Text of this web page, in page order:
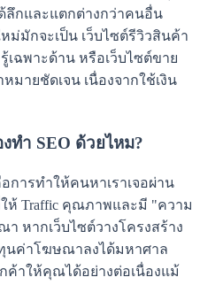
ลึกและแตกต่างกว่าคนอื่น
ม่มักจะเป็น เว็บไซต์รีวิวสินค้า
เฉพาะด้าน หรือเว็บไซต์ขาย
มายชัดเจน เนื่องจากใช้เงิน
ทำ SEO ด้วยไหม?
การทำให้คนหาเราเจอผ่าน
ให้ Traffic คุณภาพและมี "ความ
หากเว็บไซต์วางโครงสร้าง
นค่าโฆษณาลงได้มหาศาล
ค้าให้คุณได้อย่างต่อเนื่องแม้